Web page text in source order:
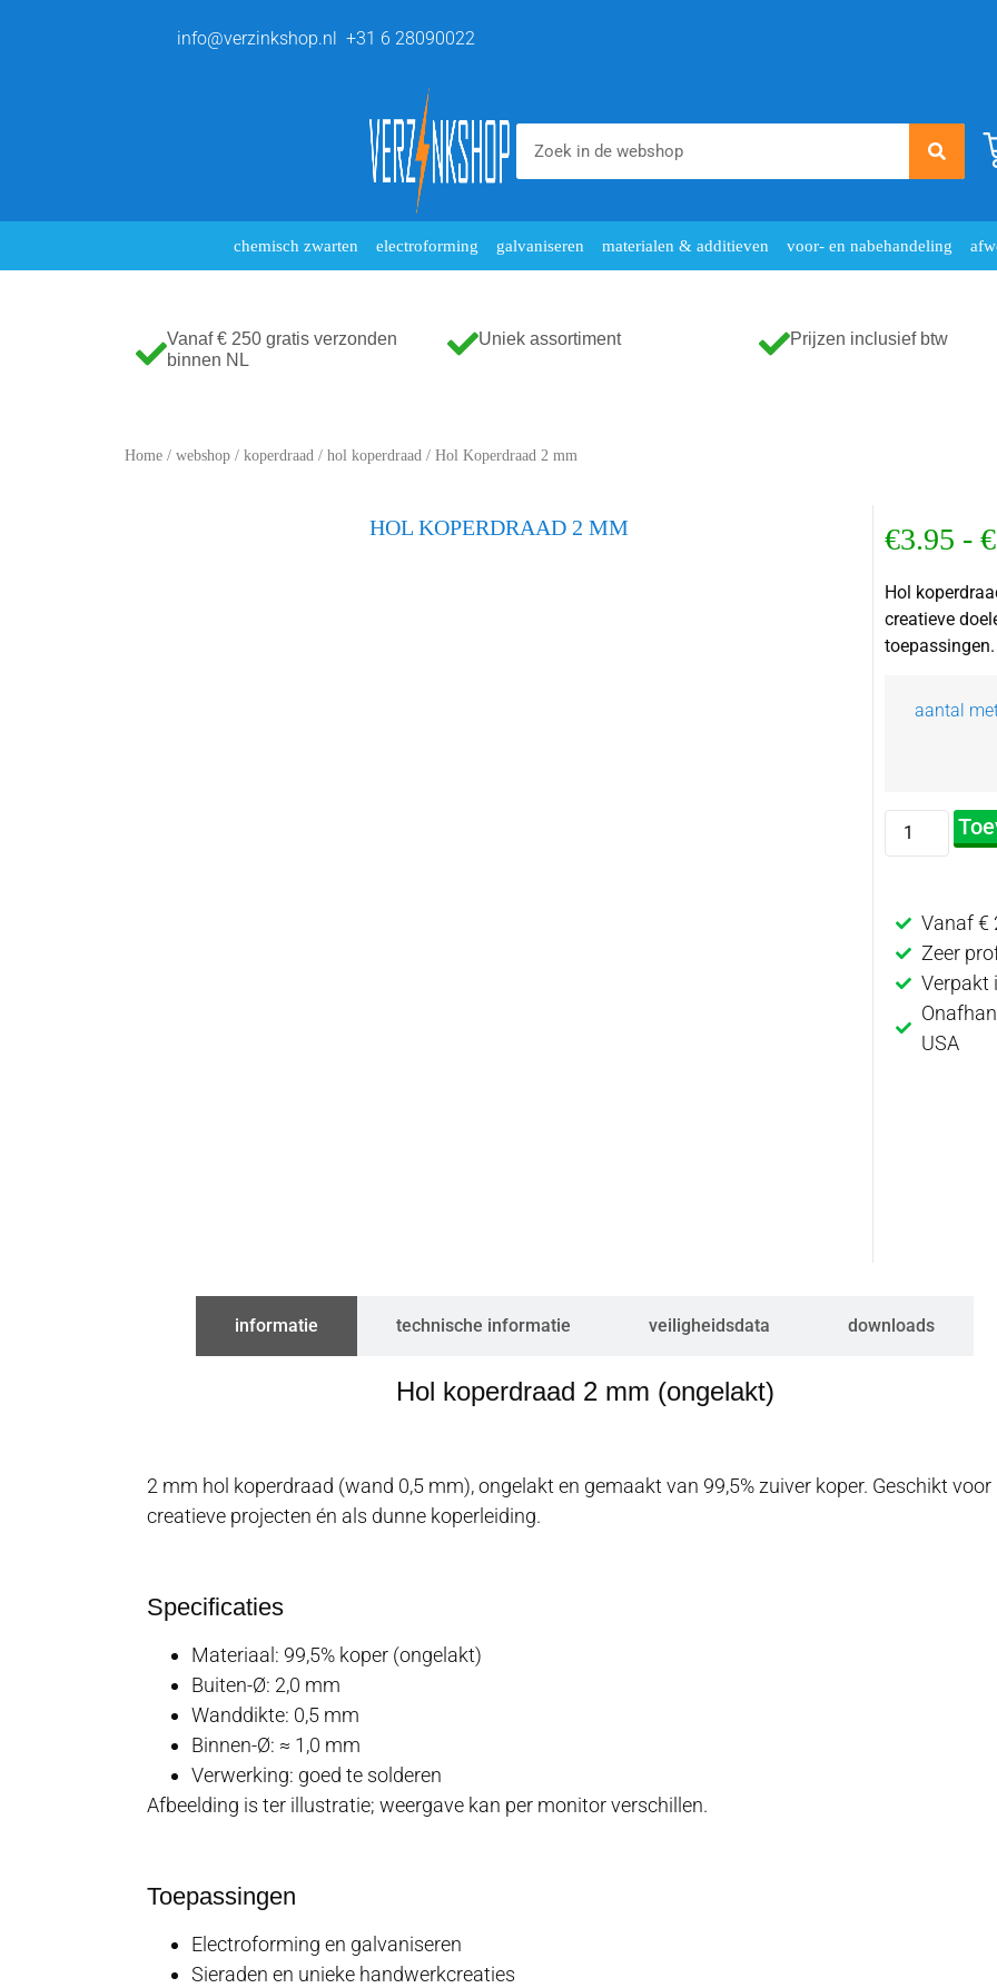
info@verzinkshop.nl +31 6 28090022
chemisch zwarten electroforming galvaniseren materialen & additieven voor- en nabehandeling
Vanaf € 250 gratis verzonden
binnen NL
Uniek assortiment Prijzen inclusief btw
Home / webshop / koperdraad / hol koperdraad / Hol Koperdraad 2 mm
HOL KOPERDRAAD 2 MM €3.95 - €
Hol
creatieve
toepassingen.
aantal
Vanaf €
Zeer
Verpakt
USA
informatie technische informatie veiligheidsdata downloads
Hol koperdraad 2 mm (ongelakt)
2 mm hol koperdraad (wand 0,5 mm), ongelakt en gemaakt van 99,5% zuiver koper. Geschikt voor
creatieve projecten én als dunne koperleiding.
Specificaties
Materiaal: 99,5% koper (ongelakt)
Buiten-Ø: 2,0 mm
Wanddikte: 0,5 mm
Binnen-Ø: ≈ 1,0 mm
Verwerking: goed te solderen
Afbeelding is ter illustratie; weergave kan per monitor verschillen.
Toepassingen
Electroforming en galvaniseren
Sieraden en unieke handwerkcreaties